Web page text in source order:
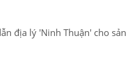
địa lý 'Ninh Thuận' cho sản